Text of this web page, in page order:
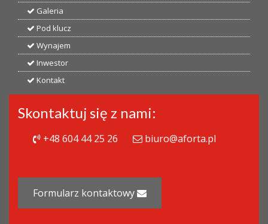
Galeria
Pod klucz
Wynajem
Inwestor
Kontakt
Skontaktuj się z nami:
+48 604 44 25 26 biuro@aforta.pl
Formularz kontaktowy